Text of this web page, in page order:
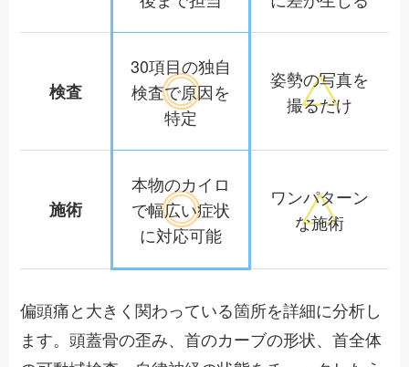
検査
30項目の独自
検査で原因を
特定
姿勢の写真を
撮るだけ
施術
本物のカイロ
で幅広い症状
に対応可能
ワンパターン
な施術
偏頭痛と大きく関わっている箇所を詳細に分析し
ます。頭蓋骨の歪み、首のカーブの形状、首全体